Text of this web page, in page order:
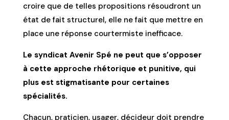
croire que de telles propositions résoudront un
état de fait structurel, elle ne fait que mettre en
place une réponse courtermiste inefficace.
Le syndicat Avenir Spé ne peut que s’opposer
à cette approche rhétorique et punitive, qui
plus est stigmatisante pour certaines
spécialités.
Chacun, praticien, usager, décideur doit prendre